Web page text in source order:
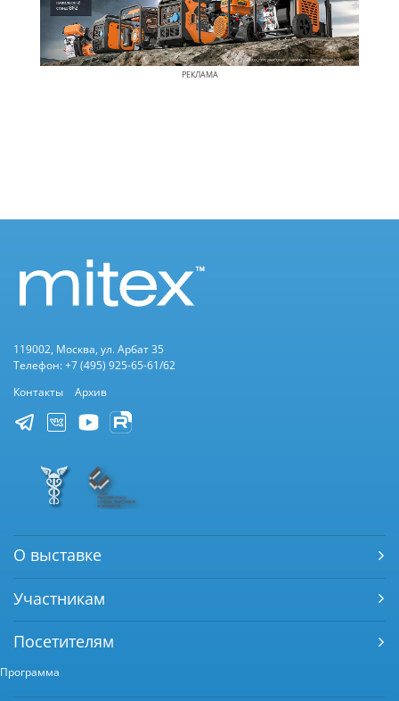
РЕКЛАМА
119002, Москва, ул. Арбат 35
Телефон: +7 (495) 925-65-61/62
Контакты
Архив
О выставке
Участникам
Посетителям
Программа